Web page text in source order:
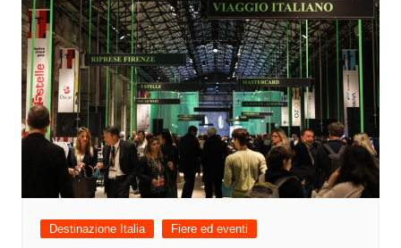
Destinazione Italia Fiere ed eventi